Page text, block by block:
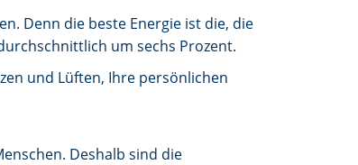
Denn die beste Energie ist die, die
um sechs Prozent.
und Lüften, Ihre persönlichen
Deshalb sind die